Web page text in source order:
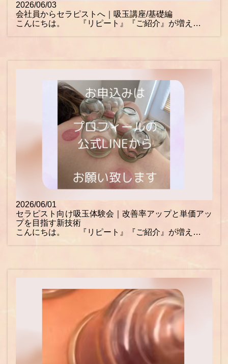
2026/06/03
会社員からセラピストへ｜吸玉講座/基礎編
こんにちは。 『リピート』『ご紹介』が増え…
2026/06/01
セラピスト向け吸玉体験会｜改善率アップと単価アッ
プを目指す新技術
こんにちは。 『リピート』『ご紹介』が増え…